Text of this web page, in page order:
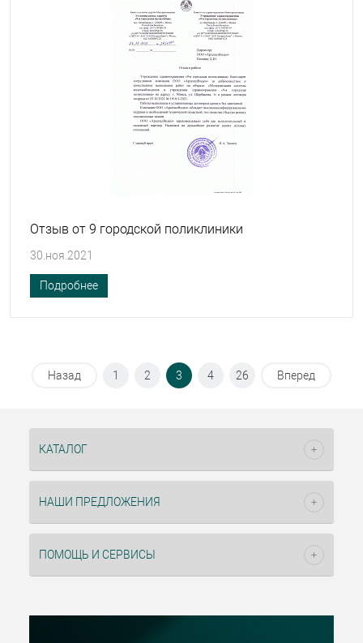
Отзыв от 9 городской поликлиники
30.ноя.2021
Подробнее
Назад 1 2 3 4 26 Вперед
КАТАЛОГ
НАШИ ПРЕДЛОЖЕНИЯ
ПОМОЩЬ И СЕРВИСЫ